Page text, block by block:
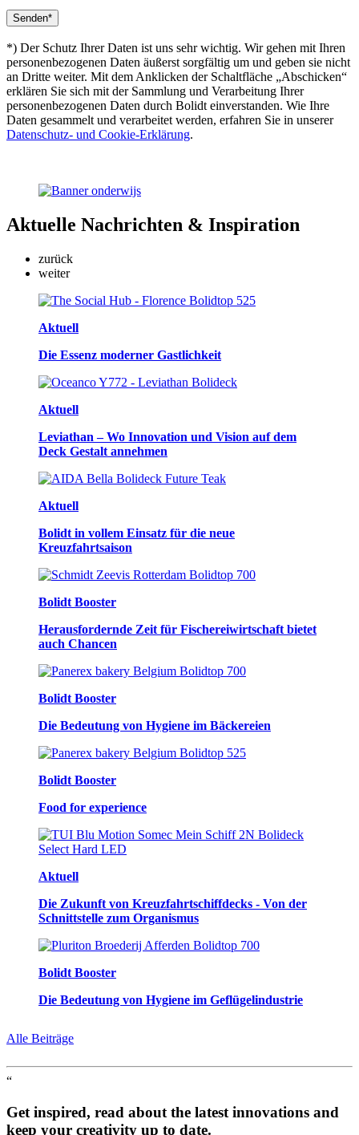
*) Der Schutz Ihrer Daten ist uns sehr wichtig. Wir gehen mit Ihren
personenbezogenen Daten äußerst sorgfältig um und geben sie nicht
an Dritte weiter. Mit dem Anklicken der Schaltfläche „Abschicken“
erklären Sie sich mit der Sammlung und Verarbeitung Ihrer
personenbezogenen Daten durch Bolidt einverstanden. Wie Ihre
Daten gesammelt und verarbeitet werden, erfahren Sie in unserer
Datenschutz- und Cookie-Erklärung.
Aktuelle Nachrichten & Inspiration
zurück
weiter
Aktuell
Die Essenz moderner Gastlichkeit
Aktuell
Leviathan – Wo Innovation und Vision auf dem
Deck Gestalt annehmen
Aktuell
Bolidt in vollem Einsatz für die neue
Kreuzfahrtsaison
Bolidt Booster
Herausfordernde Zeit für Fischereiwirtschaft bietet
auch Chancen
Bolidt Booster
Die Bedeutung von Hygiene im Bäckereien
Bolidt Booster
Food for experience
Aktuell
Die Zukunft von Kreuzfahrtschiffdecks - Von der
Schnittstelle zum Organismus
Bolidt Booster
Die Bedeutung von Hygiene im Geflügelindustrie
Alle Beiträge
“
Get inspired, read about the latest innovations and
keep your creativity up to date.